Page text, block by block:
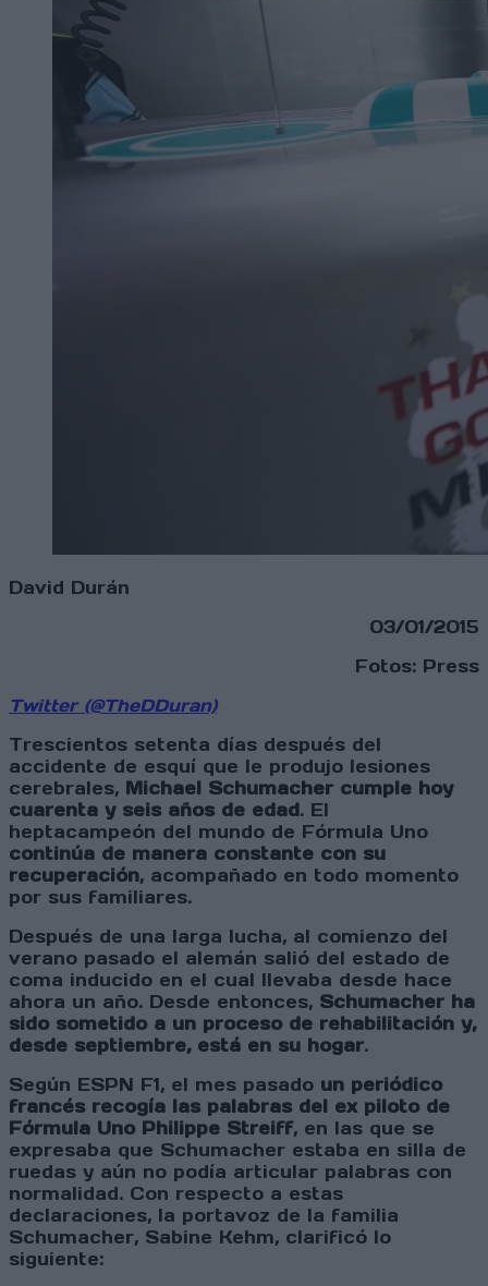
David Durán
03/01/2015
Fotos: Press
Twitter (@TheDDuran)
Trescientos setenta días después del
accidente de esquí que le produjo lesiones
cerebrales, Michael Schumacher cumple hoy
cuarenta y seis años de edad. El
heptacampeón del mundo de Fórmula Uno
continúa de manera constante con su
recuperación, acompañado en todo momento
por sus familiares.
Después de una larga lucha, al comienzo del
verano pasado el alemán salió del estado de
coma inducido en el cual llevaba desde hace
ahora un año. Desde entonces, Schumacher ha
sido sometido a un proceso de rehabilitación y,
desde septiembre, está en su hogar.
Según ESPN F1, el mes pasado un periódico
francés recogía las palabras del ex piloto de
Fórmula Uno Philippe Streiff, en las que se
expresaba que Schumacher estaba en silla de
ruedas y aún no podía articular palabras con
normalidad. Con respecto a estas
declaraciones, la portavoz de la familia
Schumacher, Sabine Kehm, clarificó lo
siguiente: